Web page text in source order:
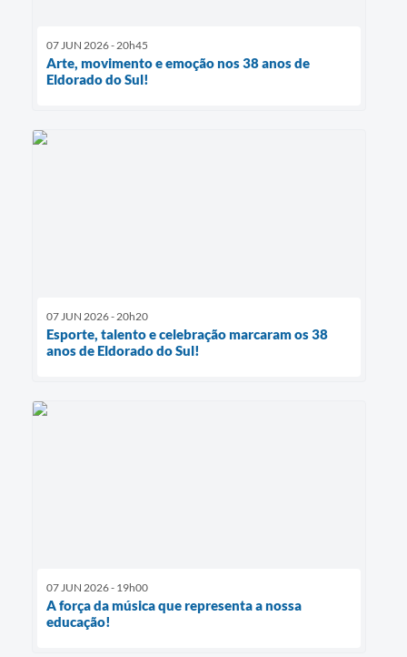
07 JUN 2026 - 20h45
Arte, movimento e emoção nos 38 anos de
Eldorado do Sul!
07 JUN 2026 - 20h20
Esporte, talento e celebração marcaram os 38
anos de Eldorado do Sul!
07 JUN 2026 - 19h00
A força da música que representa a nossa
educação!